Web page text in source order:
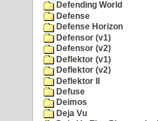
Defending World
Defense
Defense Horizon
Defensor (v1)
Defensor (v2)
Deflektor (v1)
Deflektor (v2)
Deflektor II
Defuse
Deimos
Deja Vu